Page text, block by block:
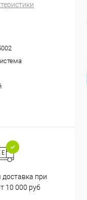
при
10 000 руб